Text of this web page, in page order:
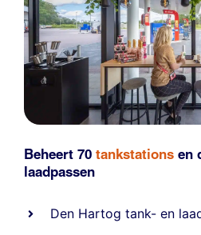
Beheert 70 tankstations en
laadpassen
Den Hartog tank- en